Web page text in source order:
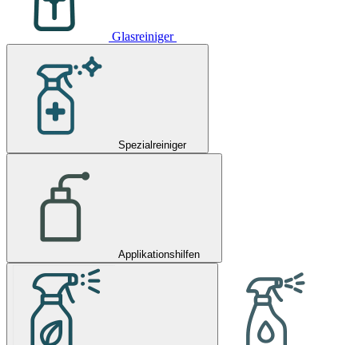
Glasreiniger
Spezialreiniger
Applikationshilfen